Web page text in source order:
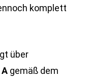
komplett
über
gemäß dem